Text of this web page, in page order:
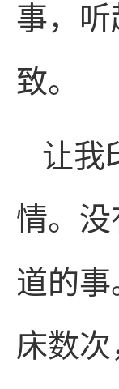
事，
致。
让我
情。
道的
床数